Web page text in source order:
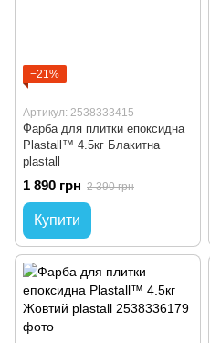
−21%
Артикул: 2538333415
Фарба для плитки епоксидна
Plastall™ 4.5кг Блакитна
plastall
1 890 грн 2 390 грн
Купити